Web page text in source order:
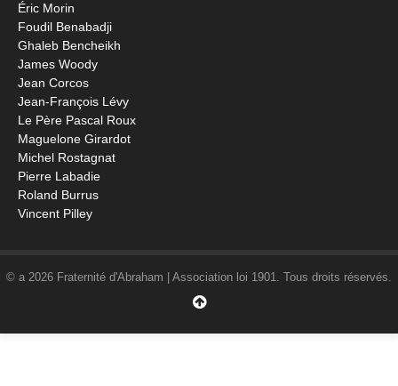
Éric Morin
Foudil Benabadji
Ghaleb Bencheikh
James Woody
Jean Corcos
Jean-François Lévy
Le Père Pascal Roux
Maguelone Girardot
Michel Rostagnat
Pierre Labadie
Roland Burrus
Vincent Pilley
© a 2026 Fraternité d'Abraham | Association loi 1901. Tous droits réservés.